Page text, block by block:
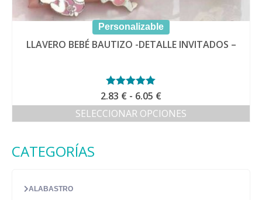
Personalizable
LLAVERO BEBÉ BAUTIZO -DETALLE INVITADOS –
Valorado con
5.00de 5
2.83 € - 6.05 €Rango
de
precios:
SELECCIONAR OPCIONES
CATEGORÍAS
ALABASTRO